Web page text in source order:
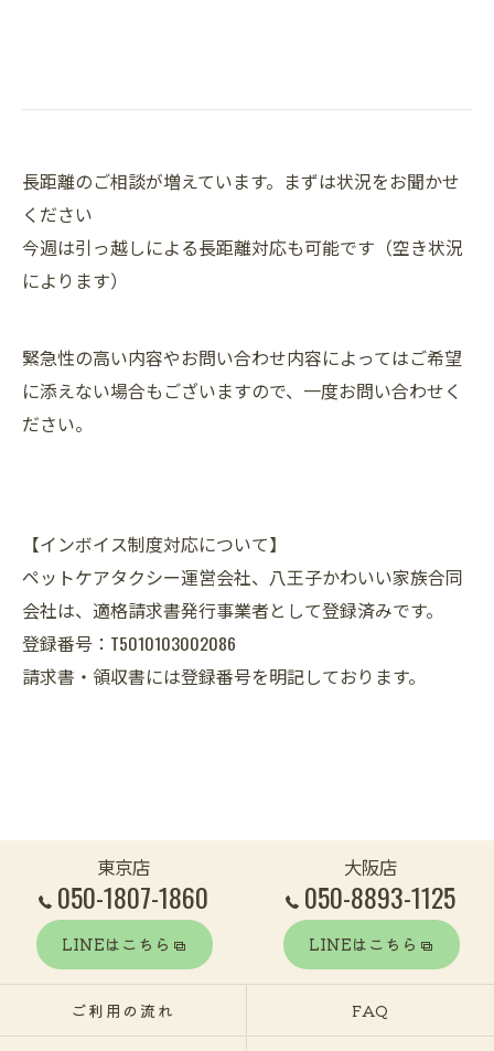
長距離のご相談が増えています。まずは状況をお聞かせ
ください
今週は引っ越しによる長距離対応も可能です（空き状況
によります）
緊急性の高い内容やお問い合わせ内容によってはご希望
に添えない場合もございますので、一度お問い合わせく
ださい。
【インボイス制度対応について】
ペットケアタクシー運営会社、八王子かわいい家族合同
会社は、適格請求書発行事業者として登録済みです。
登録番号：T5010103002086
請求書・領収書には登録番号を明記しております。
東京店
050-1807-1860
LINEはこちら
大阪店
050-8893-1125
LINEはこちら
ご利用の流れ FAQ